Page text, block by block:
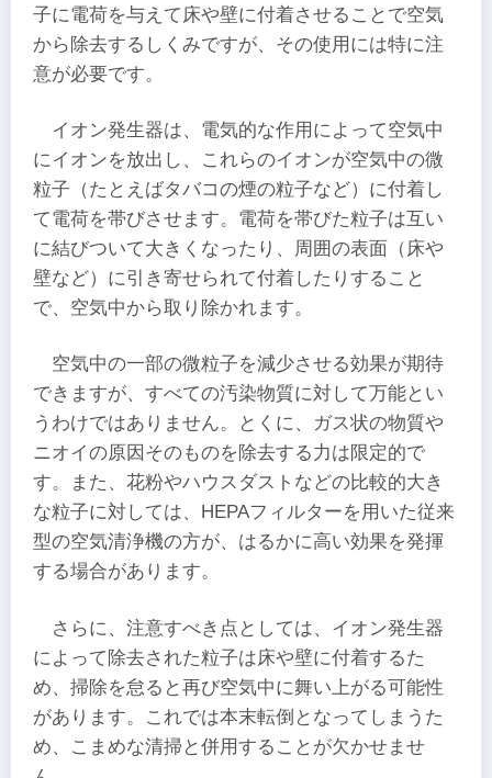
子に電荷を与えて床や壁に付着させることで空気
から除去するしくみですが、その使用には特に注
意が必要です。
イオン発生器は、電気的な作用によって空気中
にイオンを放出し、これらのイオンが空気中の微
粒子（たとえばタバコの煙の粒子など）に付着し
て電荷を帯びさせます。電荷を帯びた粒子は互い
に結びついて大きくなったり、周囲の表面（床や
壁など）に引き寄せられて付着したりすること
で、空気中から取り除かれます。
空気中の一部の微粒子を減少させる効果が期待
できますが、すべての汚染物質に対して万能とい
うわけではありません。とくに、ガス状の物質や
ニオイの原因そのものを除去する力は限定的で
す。また、花粉やハウスダストなどの比較的大き
な粒子に対しては、HEPAフィルターを用いた従来
型の空気清浄機の方が、はるかに高い効果を発揮
する場合があります。
さらに、注意すべき点としては、イオン発生器
によって除去された粒子は床や壁に付着するた
め、掃除を怠ると再び空気中に舞い上がる可能性
があります。これでは本末転倒となってしまうた
め、こまめな清掃と併用することが欠かせませ